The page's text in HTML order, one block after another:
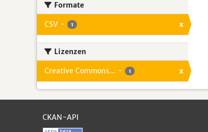
Formate
CSV - 1 x
Lizenzen
Creative Commons... - 1 x
CKAN-API